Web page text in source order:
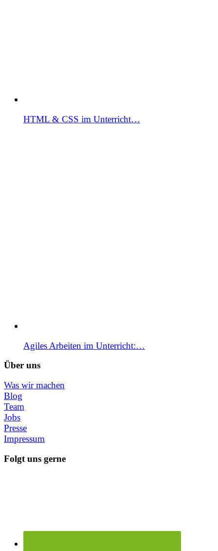
HTML & CSS im Unterricht…
Agiles Arbeiten im Unterricht:…
Über uns
Was wir machen
Blog
Team
Jobs
Presse
Impressum
Folgt uns gerne